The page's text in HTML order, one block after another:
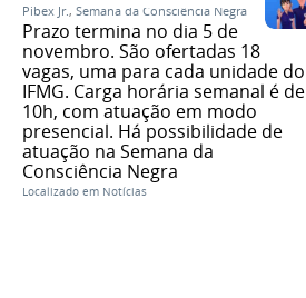
Pibex Jr., Semana da Consciência Negra
Prazo termina no dia 5 de
novembro. São ofertadas 18
vagas, uma para cada unidade do
IFMG. Carga horária semanal é de
10h, com atuação em modo
presencial. Há possibilidade de
atuação na Semana da
Consciência Negra
Localizado em Notícias